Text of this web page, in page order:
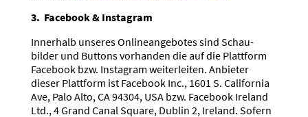
3. Facebook & Instagram
Innerhalb unseres Online­an­ge­botes sind Schau­
bilder und Buttons vorhanden die auf die Plattform
Facebook bzw. Instagram weiter­leiten. Anbieter
dieser Plattform ist Facebook Inc., 1601 S. California
Ave, Palo Alto, CA 94304, USA bzw. Facebook Ireland
Ltd., 4 Grand Canal Square, Dublin 2, Ireland. Sofern